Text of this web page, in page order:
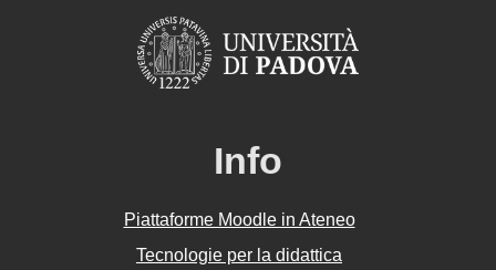
Info
Piattaforme Moodle in Ateneo
Tecnologie per la didattica